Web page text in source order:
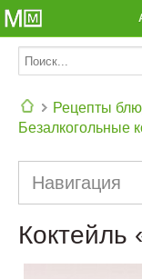
Рецепты
Безалкогольные
Навигация
Коктейль